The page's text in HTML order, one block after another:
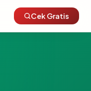
Cek Gratis